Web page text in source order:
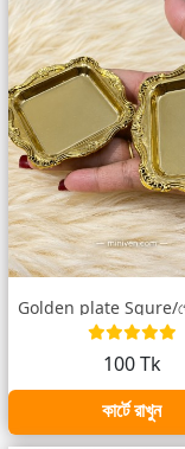
Golden plate Squre/
100 Tk
কার্টে রাখুন